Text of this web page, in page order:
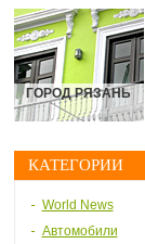
ГОРОД РЯЗАНЬ
КАТЕГОРИИ
World News
Автомобили